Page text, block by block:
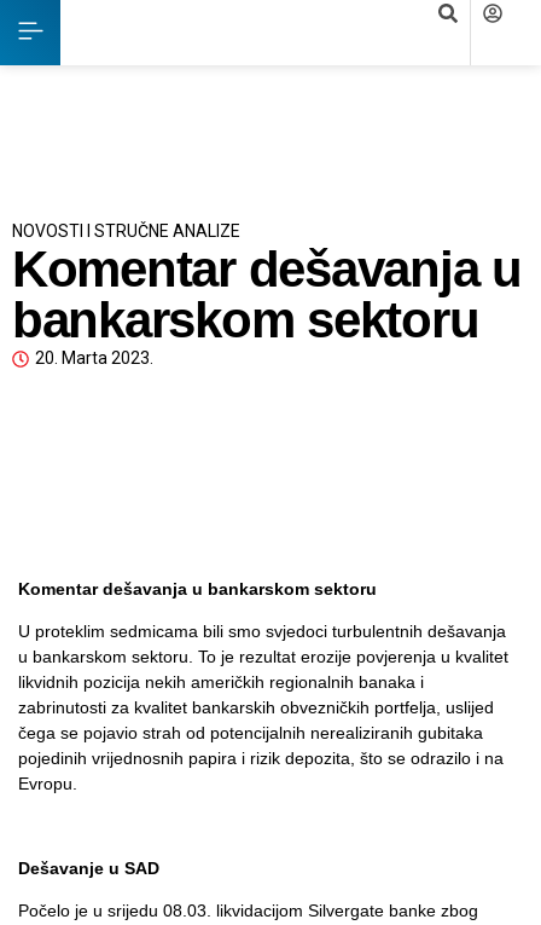
NOVOSTI I STRUČNE ANALIZE
Komentar dešavanja u
bankarskom sektoru
20. Marta 2023.
Komentar dešavanja u bankarskom sektoru
U proteklim sedmicama bili smo svjedoci turbulentnih dešavanja
u bankarskom sektoru. To je rezultat erozije povjerenja u kvalitet
likvidnih pozicija nekih američkih regionalnih banaka i
zabrinutosti za kvalitet bankarskih obvezničkih portfelja, uslijed
čega se pojavio strah od potencijalnih nerealiziranih gubitaka
pojedinih vrijednosnih papira i rizik depozita, što se odrazilo i na
Evropu.
Dešavanje u SAD
Počelo je u srijedu 08.03. likvidacijom Silvergate banke zbog